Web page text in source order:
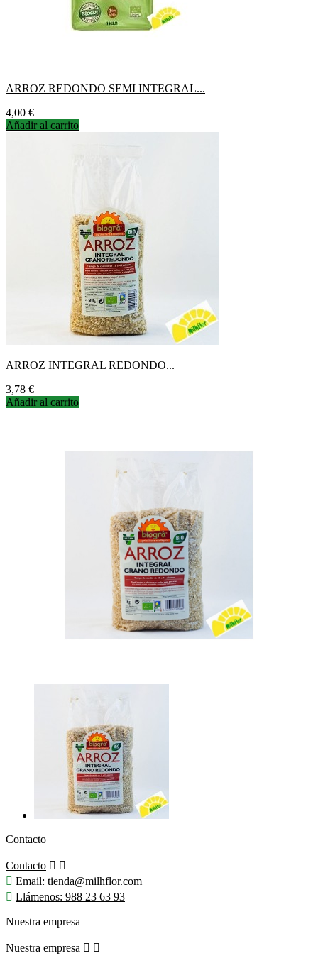
ARROZ REDONDO SEMI INTEGRAL...
Precio
4,00 €
Añadir al carrito
ARROZ INTEGRAL REDONDO...
Precio
3,78 €
Añadir al carrito
Contacto
Contacto  
 Email: tienda@milhflor.com
 Llámenos: 988 23 63 93
Nuestra empresa
Nuestra empresa  